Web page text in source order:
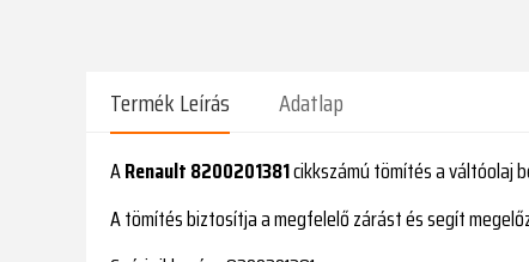
Termék Leírás Adatlap
ARenault 8200201381cikkszámú tömítés a váltóolaj
A tömítés biztosítja a megfelelő zárást és segít